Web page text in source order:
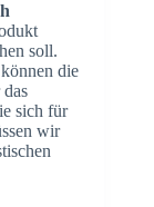
soll.
die
sich für
wir